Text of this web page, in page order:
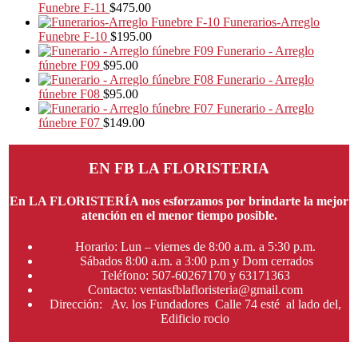
Funebre F-11 $475.00
Funerarios-Arreglo
Funebre F-10 $195.00
Funerario - Arreglo
fúnebre F09 $95.00
Funerario - Arreglo
fúnebre F08 $95.00
Funerario - Arreglo
fúnebre F07 $149.00
EN FB LA FLORISTERIA
En LA FLORISTERÍA nos esforzamos por brindarte la mejor
atención en el menor tiempo posible.
Horario: Lun – viernes de 8:00 a.m. a 5:30 p.m.
Sábados 8:00 a.m. a 3:00 p.m y Dom cerrados
Teléfono: 507-60267170 y 63171363
Contacto: ventasfblafloristeria@gmail.com
Dirección: Av. los Fundadores Calle 74 esté al lado del,
Edificio rocio